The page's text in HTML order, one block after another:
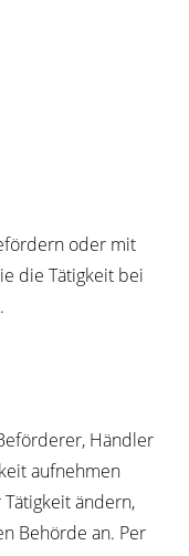
oder mit
die Tätigkeit bei
Händler
aufnehmen
ändern,
Behörde an. Per